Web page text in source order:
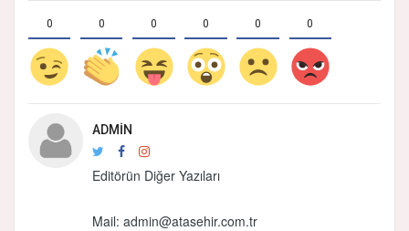
0 0 0 0 0 0
ADMIN
Editörün Diğer Yazıları
Mail: admin@atasehir.com.tr